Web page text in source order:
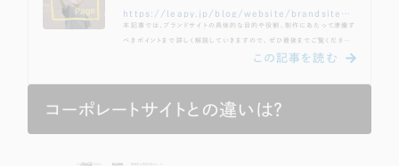
すべて （624件）
https://leapy.jp/blog/website/brandsite/purpose-of-brand-site
本記事では、ブランドサイトの具体的な目的や役割、制作にあたって準備す
べきポイントまで詳しく解説していきますので、ぜひ最後までご覧ください！
「実際のサイトデザインを見てみたい！」という方は、ぜひ下記記事もあわせ
rsalon.link/（制作：株式会社リーピー）ブランドサイトは、企業や商品・サ
ービスの価値を広く認知してもらうためのWebページのことを指します。具
体的にはユーザーにそのブランドの世界観を伝えることが主な目的となって
コーポレートサイトとの違いは？